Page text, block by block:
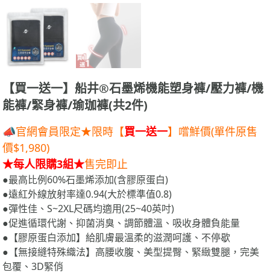
【買一送一】船井®石墨烯機能塑身褲/壓力褲/機
能褲/緊身褲/瑜珈褲(共2件)
📣官網會員限定★限時【買一送一】嚐鮮價(單件原售
價$1,980)
★每人限購3組★售完即止
●最高比例60%石墨烯添加(含膠原蛋白)
●遠紅外線放射率達0.94(大於標準值0.8)
●彈性佳、S~2XL尺碼均適用(25~40英吋)
●促進循環代謝、抑菌消臭、調節體溫、吸收身體負能量
●【膠原蛋白添加】給肌膚最溫柔的滋潤呵護、不停歇
●【無接縫特殊織法】高腰收腹、美型提臀、緊緻雙腿，完美
包覆、3D緊俏